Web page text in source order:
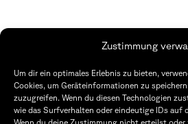
Zustimmung
Um dir ein optimales Erlebnis zu bieten,
Cookies, um Geräteinformationen zu
zuzugreifen. Wenn du diesen Technologien
wie das Surfverhalten oder eindeutige IDs auf
THWS | Fakultät Gestaltung
Technische Hochschule
Würzburg-Schweinfurt
Sanderheinrichsleitenweg 20
Montag –
8:30 –